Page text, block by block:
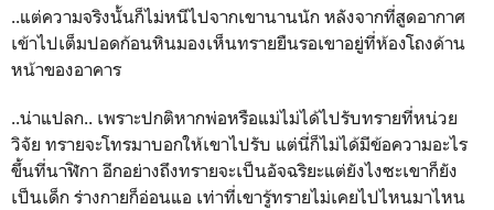
..แต่ความจริงนั้นก็ไม่หนีไปจากเขานานนัก หลังจากที่สูดอากาศ
เข้าไปเต็มปอดก้อนหินมองเห็นทรายยืนรอเขาอยู่ที่ห้องโถงด้าน
หน้าของอาคาร
..น่าแปลก.. เพราะปกติหากพ่อหรือแม่ไม่ได้ไปรับทรายที่หน่วย
วิจัย ทรายจะโทรมาบอกให้เขาไปรับ แต่นี่ก็ไม่ได้มีข้อความอะไร
ขึ้นที่นาฬิกา อีกอย่างถึงทรายจะเป็นอัจฉริยะแต่ยังไงซะเขาก็ยัง
เป็นเด็ก ร่างกายก็อ่อนแอ เท่าที่เขารู้ทรายไม่เคยไปไหนมาไหน